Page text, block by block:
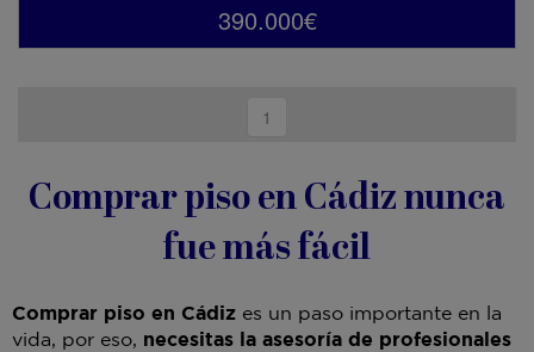
390.000€
1
Comprar piso en Cádiz nunca
fue más fácil
Comprar piso en Cádiz es un paso importante en la
vida, por eso, necesitas la asesoría de profesionales